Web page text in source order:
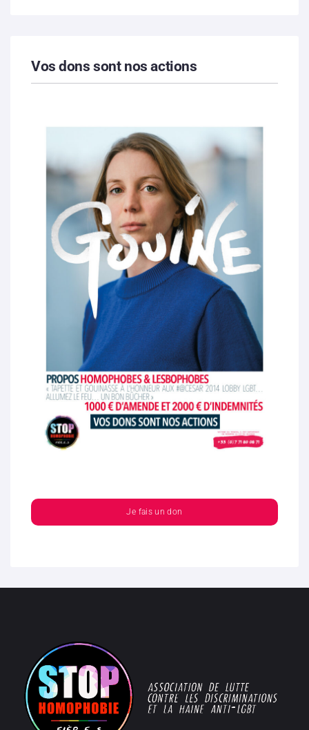
Vos dons sont nos actions
Je fais un don